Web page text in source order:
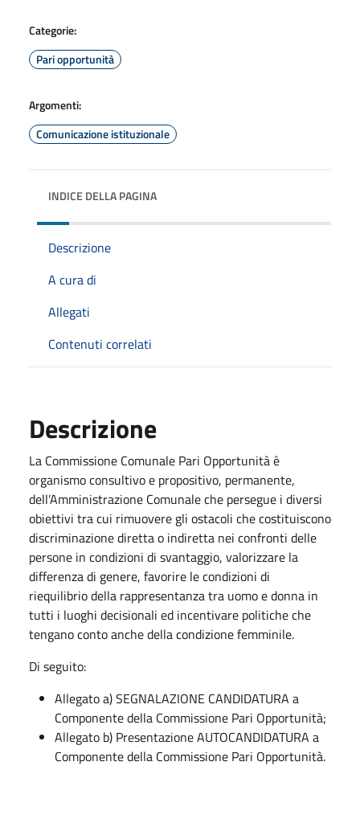
Categorie:
Pari opportunità
Argomenti:
Comunicazione istituzionale
INDICE DELLA PAGINA
Descrizione
A cura di
Allegati
Contenuti correlati
Descrizione
La Commissione Comunale Pari Opportunità è
organismo consultivo e propositivo, permanente,
dell’Amministrazione Comunale che persegue i diversi
obiettivi tra cui rimuovere gli ostacoli che costituiscono
discriminazione diretta o indiretta nei confronti delle
persone in condizioni di svantaggio, valorizzare la
differenza di genere, favorire le condizioni di
riequilibrio della rappresentanza tra uomo e donna in
tutti i luoghi decisionali ed incentivare politiche che
tengano conto anche della condizione femminile.
Di seguito:
Allegato a) SEGNALAZIONE CANDIDATURA a
Componente della Commissione Pari Opportunità;
Allegato b) Presentazione AUTOCANDIDATURA a
Componente della Commissione Pari Opportunità.